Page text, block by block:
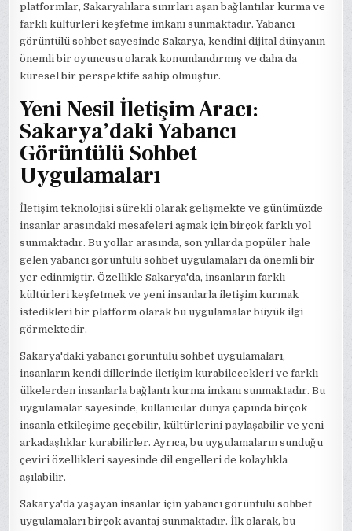
platformlar, Sakaryalılara sınırları aşan bağlantılar kurma ve
farklı kültürleri keşfetme imkanı sunmaktadır. Yabancı
görüntülü sohbet sayesinde Sakarya, kendini dijital dünyanın
önemli bir oyuncusu olarak konumlandırmış ve daha da
küresel bir perspektife sahip olmuştur.
Yeni Nesil İletişim Aracı:
Sakarya’daki Yabancı
Görüntülü Sohbet
Uygulamaları
İletişim teknolojisi sürekli olarak gelişmekte ve günümüzde
insanlar arasındaki mesafeleri aşmak için birçok farklı yol
sunmaktadır. Bu yollar arasında, son yıllarda popüler hale
gelen yabancı görüntülü sohbet uygulamaları da önemli bir
yer edinmiştir. Özellikle Sakarya'da, insanların farklı
kültürleri keşfetmek ve yeni insanlarla iletişim kurmak
istedikleri bir platform olarak bu uygulamalar büyük ilgi
görmektedir.
Sakarya'daki yabancı görüntülü sohbet uygulamaları,
insanların kendi dillerinde iletişim kurabilecekleri ve farklı
ülkelerden insanlarla bağlantı kurma imkanı sunmaktadır. Bu
uygulamalar sayesinde, kullanıcılar dünya çapında birçok
insanla etkileşime geçebilir, kültürlerini paylaşabilir ve yeni
arkadaşlıklar kurabilirler. Ayrıca, bu uygulamaların sunduğu
çeviri özellikleri sayesinde dil engelleri de kolaylıkla
aşılabilir.
Sakarya'da yaşayan insanlar için yabancı görüntülü sohbet
uygulamaları birçok avantaj sunmaktadır. İlk olarak, bu